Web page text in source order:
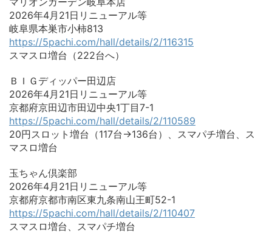
2026年4月21日リニューアル等
岐阜県本巣市小柿813
https://5pachi.com/hall/details/2/116315
スマスロ増台（222台へ）
ＢＩＧディッパー田辺店
2026年4月21日リニューアル等
京都府京田辺市田辺中央1丁目7-1
https://5pachi.com/hall/details/2/110589
20円スロット増台（117台→136台）、スマパチ増台、ス
マスロ増台
玉ちゃん倶楽部
2026年4月21日リニューアル等
京都府京都市南区東九条南山王町52-1
https://5pachi.com/hall/details/2/110407
スマスロ増台、スマパチ増台